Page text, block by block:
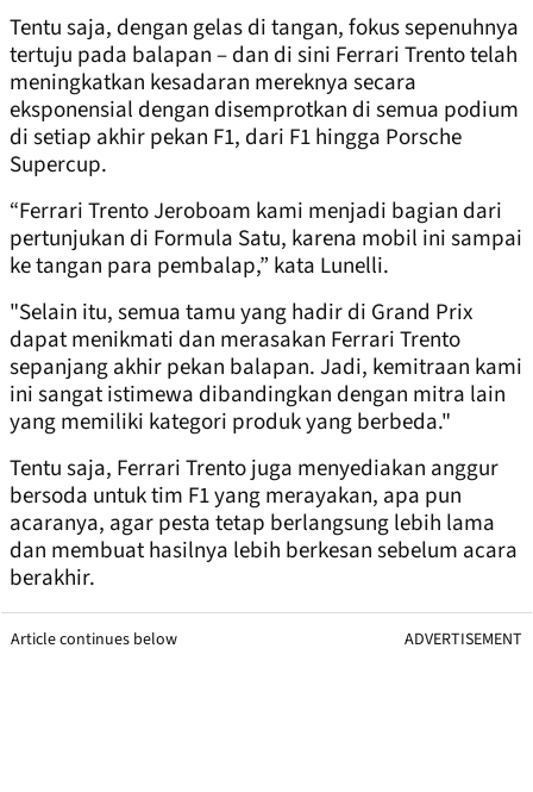
Tentu saja, dengan gelas di tangan, fokus sepenuhnya
tertuju pada balapan – dan di sini Ferrari Trento telah
meningkatkan kesadaran mereknya secara
eksponensial dengan disemprotkan di semua podium
di setiap akhir pekan F1, dari F1 hingga Porsche
Supercup.
“Ferrari Trento Jeroboam kami menjadi bagian dari
pertunjukan di Formula Satu, karena mobil ini sampai
ke tangan para pembalap,” kata Lunelli.
"Selain itu, semua tamu yang hadir di Grand Prix
dapat menikmati dan merasakan Ferrari Trento
sepanjang akhir pekan balapan. Jadi, kemitraan kami
ini sangat istimewa dibandingkan dengan mitra lain
yang memiliki kategori produk yang berbeda."
Tentu saja, Ferrari Trento juga menyediakan anggur
bersoda untuk tim F1 yang merayakan, apa pun
acaranya, agar pesta tetap berlangsung lebih lama
dan membuat hasilnya lebih berkesan sebelum acara
berakhir.
Article continues below ADVERTISEMENT